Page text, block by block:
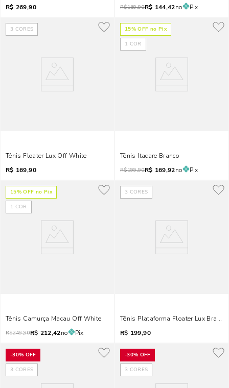
R$ 269,90 R$169,90R$ 144,42no Pix
3 CORES
Tênis Floater Lux Off White
R$ 169,90
15% OFF no Pix
1 COR
Tênis Itacare Branco
R$199,90R$ 169,92no Pix
15% OFF no Pix
1 COR
Tênis Camurça Macau Off White
R$249,90R$ 212,42no Pix
3 CORES
Tênis Plataforma Floater Lux Branco
R$ 199,90
-30% OFF
3 CORES
-30% OFF
3 CORES